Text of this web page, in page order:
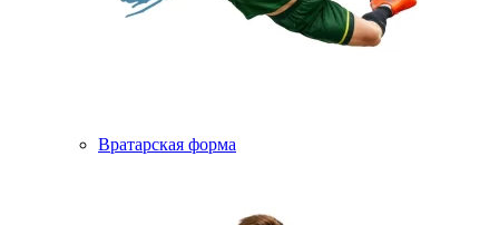
Вратарская форма